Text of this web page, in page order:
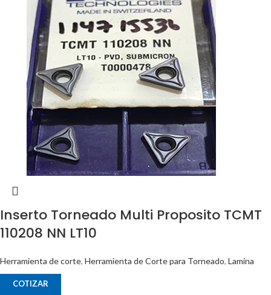
Inserto Torneado Multi Proposito TCMT
110208 NN LT10
Herramienta de corte, Herramienta de Corte para Torneado, Lamina
COTIZAR